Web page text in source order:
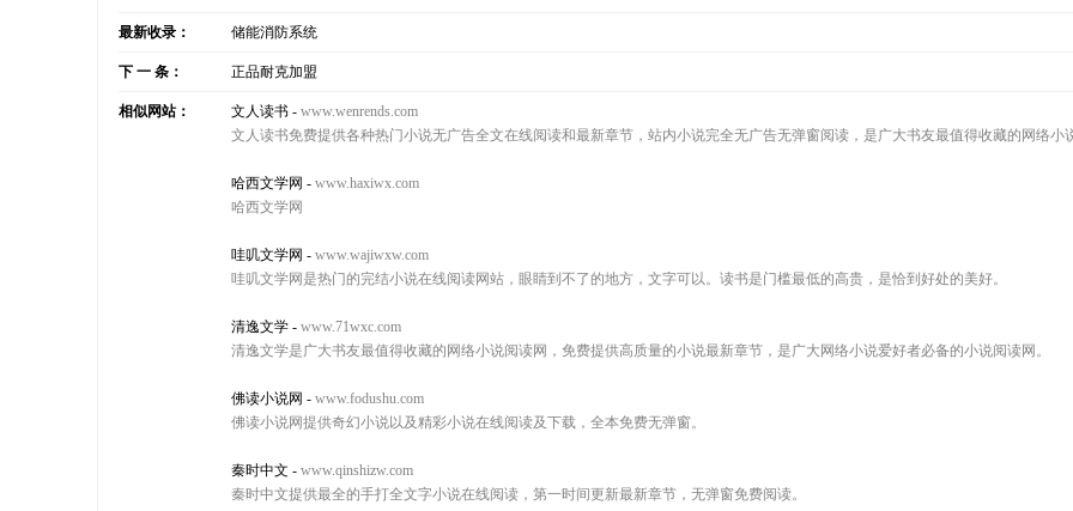
最新收录： 储能消防系统
下 一 条： 正品耐克加盟
相似网站： 文人读书 - www.wenrends.com
文人读书免费提供各种热门小说无广告全文在线阅读和最新章节，站内小说完全无广告无弹窗阅读，是广大书友最值得收藏的网络小
哈西文学网 - www.haxiwx.com
哈西文学网
哇叽文学网 - www.wajiwxw.com
哇叽文学网是热门的完结小说在线阅读网站，眼睛到不了的地方，文字可以。读书是门槛最低的高贵，是恰到好处的美好。
清逸文学 - www.71wxc.com
清逸文学是广大书友最值得收藏的网络小说阅读网，免费提供高质量的小说最新章节，是广大网络小说爱好者必备的小说阅读网。
佛读小说网 - www.fodushu.com
佛读小说网提供奇幻小说以及精彩小说在线阅读及下载，全本免费无弹窗。
秦时中文 - www.qinshizw.com
秦时中文提供最全的手打全文字小说在线阅读，第一时间更新最新章节，无弹窗免费阅读。